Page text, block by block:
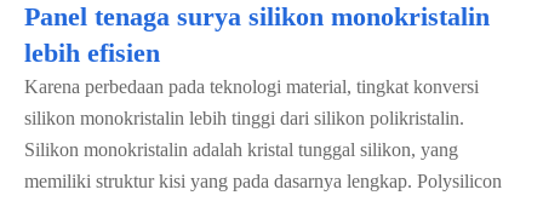
Panel tenaga surya silikon monokristalin
lebih efisien
Karena perbedaan pada teknologi material, tingkat konversi
silikon monokristalin lebih tinggi dari silikon polikristalin.
Silikon monokristalin adalah kristal tunggal silikon, yang
memiliki struktur kisi yang pada dasarnya lengkap. Polysilicon